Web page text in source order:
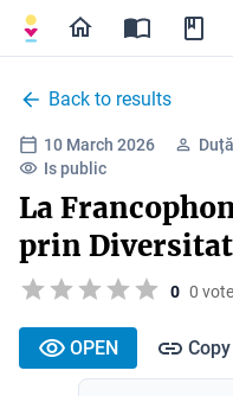
Back to results
10 March 2026
Is public
La
prin
0 0
OPEN